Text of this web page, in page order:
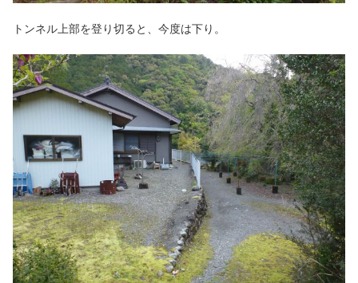
トンネル上部を登り切ると、今度は下り。